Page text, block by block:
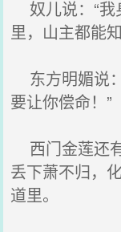
奴儿说：“我
里，山主都能
东方明媚说
要让你偿命！”
西门金莲还
丢下萧不归，
道里。